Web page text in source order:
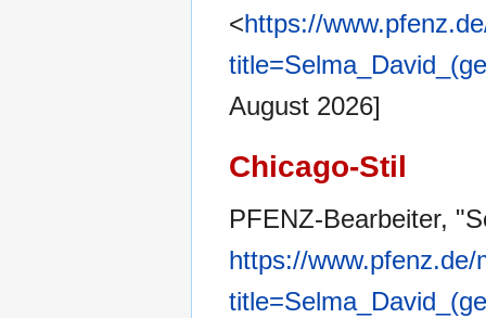
<https://
August 2026]
Chicago-Stil
PFENZ-Bearbeiter,
https://